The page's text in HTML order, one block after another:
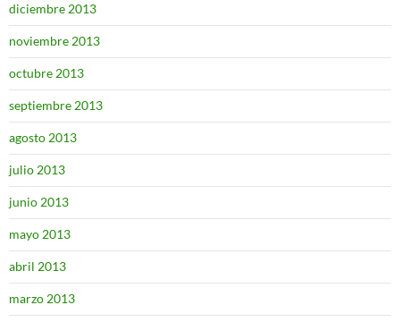
diciembre 2013
noviembre 2013
octubre 2013
septiembre 2013
agosto 2013
julio 2013
junio 2013
mayo 2013
abril 2013
marzo 2013